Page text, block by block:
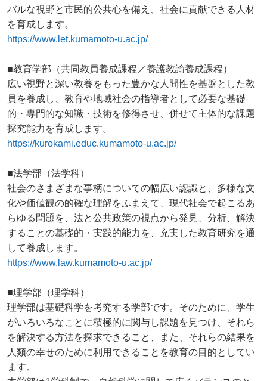
バルな視野と市民的公共心を備え、社会に貢献できる人材
を育成します。
https://www.let.kumamoto-u.ac.jp/
■教育学部（共同教員養成課程／養護教諭養成課程）
広い視野と深い教養をもった豊かな人間性を基盤とした教
員を養成し、教育や地域社会の指導者として必要な基礎
的・専門的な知識・技術を修得させ、併せて主体的な課題
探究能力を育成します。
https://kurokami.educ.kumamoto-u.ac.jp/
■法学部（法学科）
社会のさまざまな事柄についての幅広い認識と、多様な文
化や価値観の的確な理解をふまえて、現代社会で起こるあ
らゆる問題を、法と公共政策の視点から発見、分析、解決
することの基礎的・実践的能力を、充実した教育研究を通
して養成します。
https://www.law.kumamoto-u.ac.jp/
■理学部（理学科）
理学部は基礎科学を考究する学部です。そのために、学生
がいろいろなことに積極的に関与し課題を見つけ、それら
を解決する方法を探求できること、また、それらの結果を
人類の幸せのために利用できることを教育の目的としてい
ます。